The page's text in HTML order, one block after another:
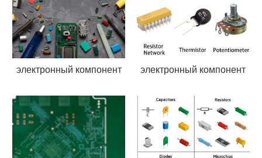
электронный компонент электронный компонент